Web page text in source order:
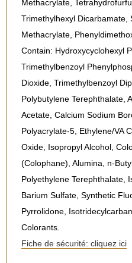
Methacrylate,
Trimethylhexyl Dicarbamate,
Methacrylate,
Contain: Hydroxycyclohexyl
Trimethylbenzoyl
Dioxide, Trimethylbenzoyl
Polybutylene Terephthalate,
Acetate, Calcium Sodium
Polyacrylate-5, Ethylene/VA
Oxide, Isopropyl Alcohol,
(Colophane), Alumina, n-
Polyethylene Terephthalate,
Barium Sulfate, Synthetic
Pyrrolidone,
Colorants.
Fiche de sécurité: cliquez ici